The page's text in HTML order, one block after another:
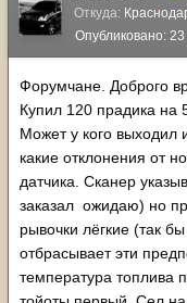
Откуда:
Опубликовано:
Форумчане. Доброго
Купил 120 прадика на
Может у кого выходил
какие отклонения от
датчика. Сканер
заказал ожидаю) но
рывочки лёгкие (так
отбрасывает эти
температура топлива